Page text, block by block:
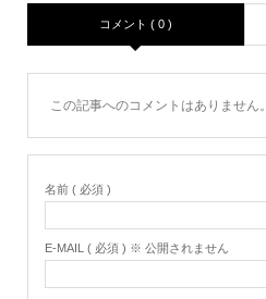
コメント ( 0 )
この記事へのコメントはありません。
名前 ( 必須 )
E-MAIL ( 必須 ) ※ 公開されません